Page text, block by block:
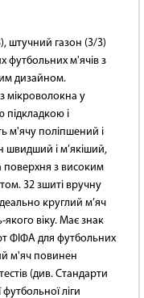
штучний газон (3/3)
футбольних м'ячів з
дизайном.
мікроволокна у
і
м'ячу поліпшений і
швидший і м’якіший,
поверхня з високим
32 зшиті вручну
круглий м’яч
якого віку. Має знак
ФІФА для футбольних
м'яч повинен
(див. Стандарти
ліги